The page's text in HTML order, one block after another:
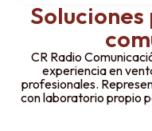
CR Radio
experiencia en
profesionales.
con laboratorio propio